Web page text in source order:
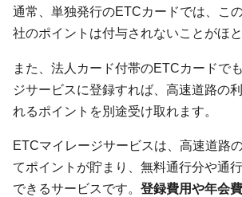
通常、単独発行のETCカードでは、こ
社のポイントは付与されないことがほと
また、法人カード付帯のETCカードで
ジサービスに登録すれば、高速道路の
れるポイントを別途受け取れます。
ETCマイレージサービスは、高速道路
てポイントが貯まり、無料通行分や通
できるサービスです。 登録費用や年会